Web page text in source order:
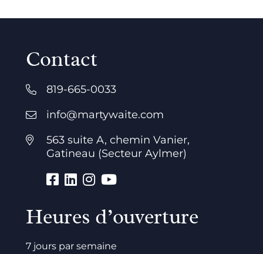
Contact
819-665-0033
info@martywaite.com
563 suite A, chemin Vanier,
Gatineau (Secteur Aylmer)
Heures d’ouverture
7 jours par semaine